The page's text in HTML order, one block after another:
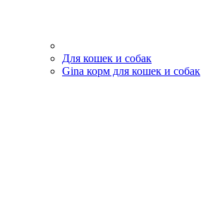
Для кошек и собак
Gina корм для кошек и собак